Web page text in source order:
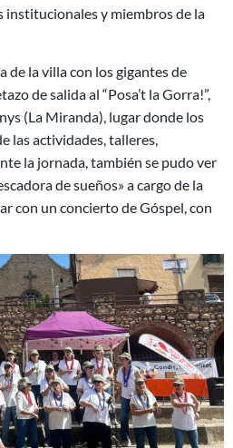
y miembros de la
de la villa con los gigantes de
de salida al “Posa’t la Gorra!”,
(La Miranda), lugar donde los
las actividades, talleres,
la jornada, también se pudo ver
de sueños» a cargo de la
con un concierto de Góspel, con